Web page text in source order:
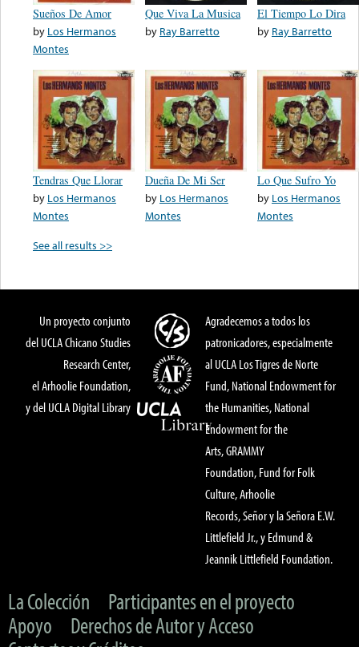
Sueños De Amor
by Los Hermanos
Montes
Que Viva La Musica
by Ray Barretto
El Tiempo Lo Dira
by Ray Barretto
Tendras Que Llorar
by Los Hermanos
Montes
Dueña De Mi Ser
by Los Hermanos
Montes
Lo Que Sufro Yo
by Los Hermanos
Montes
See all results >>
Un proyecto conjunto
del UCLA Chicano Studies
Research Center,
el Arhoolie Foundation,
y del UCLA Digital Library
Agradecemos a todos los
patronicadores, especialmente
al UCLA Los Tigres de Norte
Fund, National Endowment for
the Humanities, National
Endowment for the
Arts, GRAMMY
Foundation, Fund for Folk
Culture, Arhoolie
Records, Señor y la Señora E.W.
Littlefield Jr., y Edmund &
Jeannik Littlefield Foundation.
La Colección
Participantes en el proyecto
Apoyo
Derechos de Autor y Acceso